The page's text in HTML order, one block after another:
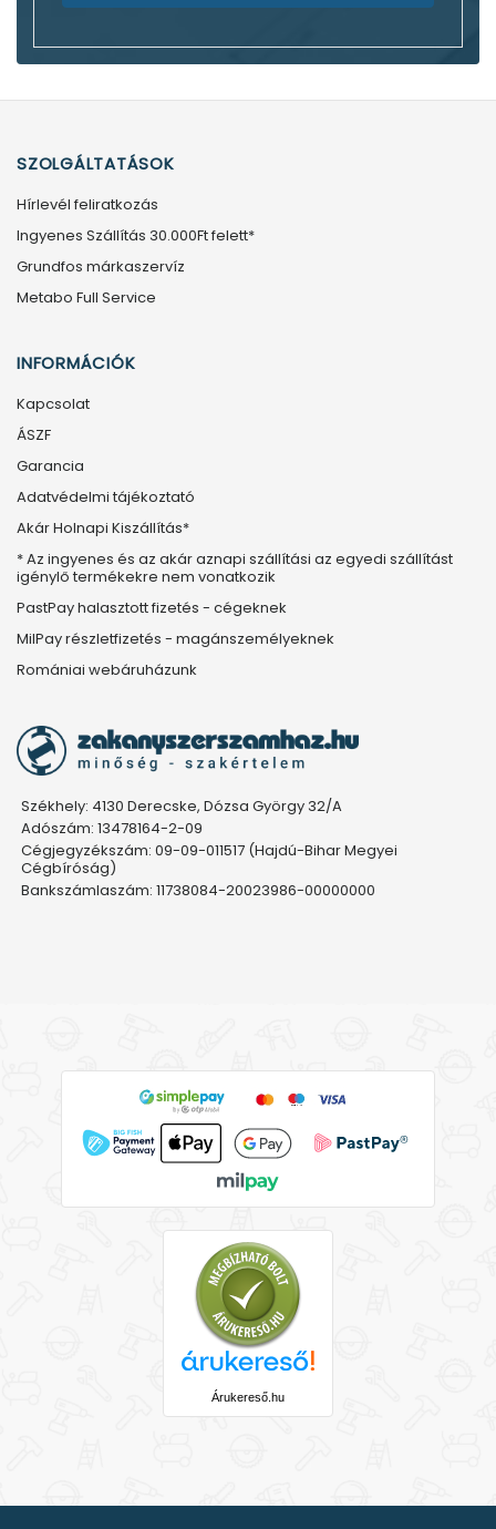
SZOLGÁLTATÁSOK
Hírlevél feliratkozás
Ingyenes Szállítás 30.000Ft felett*
Grundfos márkaszervíz
Metabo Full Service
INFORMÁCIÓK
Kapcsolat
ÁSZF
Garancia
Adatvédelmi tájékoztató
Akár Holnapi Kiszállítás*
* Az ingyenes és az akár aznapi szállítási az egyedi szállítást
igénylő termékekre nem vonatkozik
PastPay halasztott fizetés - cégeknek
MilPay részletfizetés - magánszemélyeknek
Romániai webáruházunk
Székhely: 4130 Derecske, Dózsa György 32/A
Adószám: 13478164-2-09
Cégjegyzékszám: 09-09-011517 (Hajdú-Bihar Megyei
Cégbíróság)
Bankszámlaszám: 11738084-20023986-00000000
Árukereső.hu